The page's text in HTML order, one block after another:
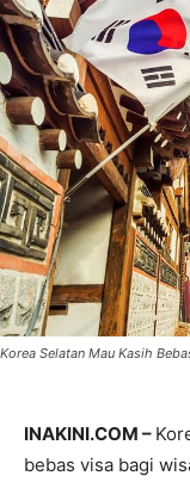
Korea Selatan Mau Kasih
INAKINI.COM –
bebas visa bagi